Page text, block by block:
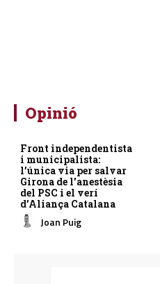
Opinió
Front independentista
i municipalista:
l’única via per salvar
Girona de l’anestèsia
del PSC i el verí
d’Aliança Catalana
Joan Puig